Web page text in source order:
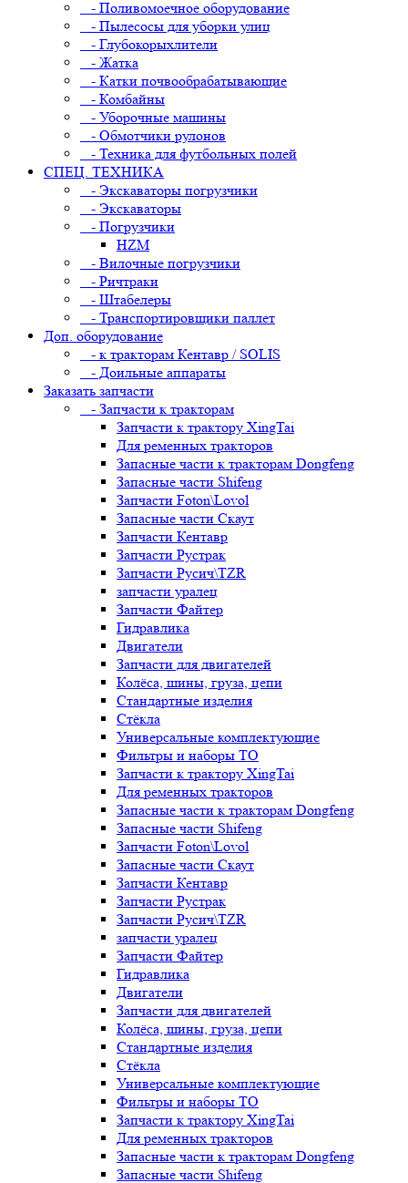
- Поливомоечное оборудование
- Пылесосы для уборки улиц
- Глубокорыхлители
- Жатка
- Катки почвообрабатывающие
- Комбайны
- Уборочные машины
- Обмотчики рулонов
- Техника для футбольных полей
СПЕЦ. ТЕХНИКА
- Экскаваторы погрузчики
- Экскаваторы
- Погрузчики
HZM
- Вилочные погрузчики
- Ричтраки
- Штабелеры
- Транспортировщики паллет
Доп. оборудование
- к тракторам Кентавр / SOLIS
- Доильные аппараты
Заказать запчасти
- Запчасти к тракторам
Запчасти к трактору XingTai
Для ременных тракторов
Запасные части к тракторам Dongfeng
Запасные части Shifeng
Запчасти Foton\Lovol
Запасные части Скаут
Запчасти Кентавр
Запчасти Рустрак
Запчасти Русич\TZR
запчасти уралец
Запчасти Файтер
Гидравлика
Двигатели
Запчасти для двигателей
Колёса, шины, груза, цепи
Стандартные изделия
Стёкла
Универсальные комплектующие
Фильтры и наборы ТО
Запчасти к трактору XingTai
Для ременных тракторов
Запасные части к тракторам Dongfeng
Запасные части Shifeng
Запчасти Foton\Lovol
Запасные части Скаут
Запчасти Кентавр
Запчасти Рустрак
Запчасти Русич\TZR
запчасти уралец
Запчасти Файтер
Гидравлика
Двигатели
Запчасти для двигателей
Колёса, шины, груза, цепи
Стандартные изделия
Стёкла
Универсальные комплектующие
Фильтры и наборы ТО
Запчасти к трактору XingTai
Для ременных тракторов
Запасные части к тракторам Dongfeng
Запасные части Shifeng